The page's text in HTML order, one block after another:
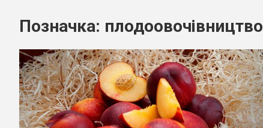
Позначка: плодоовочівництво